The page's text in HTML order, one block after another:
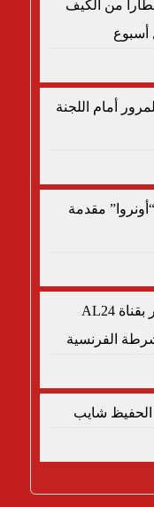
محاولات إدخال أزيد من 26 قنطارا من الكيف
أسبوع
أمام اللجنة
مقدمة
توقيف الصحفي الجزائري مهدي غزار بقناة AL24
الحفيظ شايب